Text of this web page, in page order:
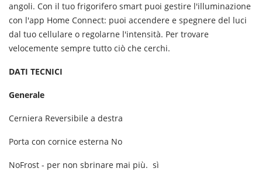
angoli. Con il tuo frigorifero smart puoi gestire l'illuminazione
con l'app Home Connect: puoi accendere e spegnere del luci
dal tuo cellulare o regolarne l'intensità. Per trovare
velocemente sempre tutto ciò che cerchi.
DATI TECNICI
Generale
Cerniera Reversibile a destra
Porta con cornice esterna No
NoFrost - per non sbrinare mai più. sì